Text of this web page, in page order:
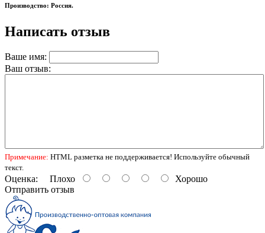
Производство: Россия.
Написать отзыв
Ваше имя:
Ваш отзыв:
Примечание: HTML разметка не поддерживается! Используйте обычный
текст.
Оценка: Плохо
Хорошо
Отправить отзыв